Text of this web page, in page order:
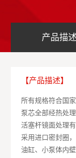
产品描述
【产品描述】
所有规格符合国
泵芯全部经热处
活塞杆镜面处理
采用进口密封圈
油缸、小泵体内